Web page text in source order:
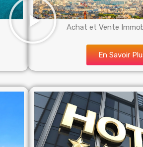
Achat et Vente
En Savoir